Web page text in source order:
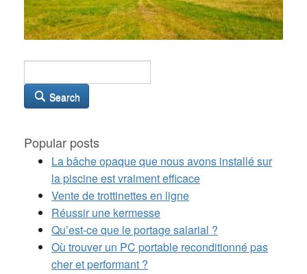
Search
Popular posts
La bâche opaque que nous avons installé sur
la piscine est vraiment efficace
Vente de trottinettes en ligne
Réussir une kermesse
Qu’est-ce que le portage salarial ?
Où trouver un PC portable reconditionné pas
cher et performant ?